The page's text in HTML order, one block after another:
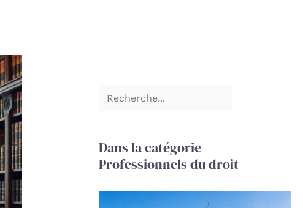
Dans la catégorie
Professionnels du droit